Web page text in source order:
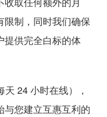
限制，同时我们确保
提供完全白标的体
24 小时在线），
与您建立互惠互利的